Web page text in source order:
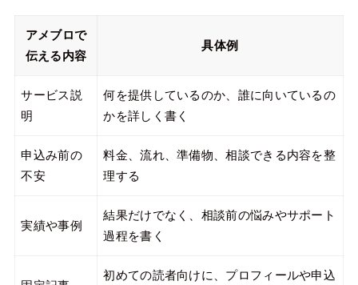
アメブロで
伝える内容
具体例
サービス説
明
何を提供しているのか、誰に向いているの
かを詳しく書く
申込み前の
不安
料金、流れ、準備物、相談できる内容を整
理する
実績や事例
結果だけでなく、相談前の悩みやサポート
過程を書く
初めての読者向けに、プロフィールや申込